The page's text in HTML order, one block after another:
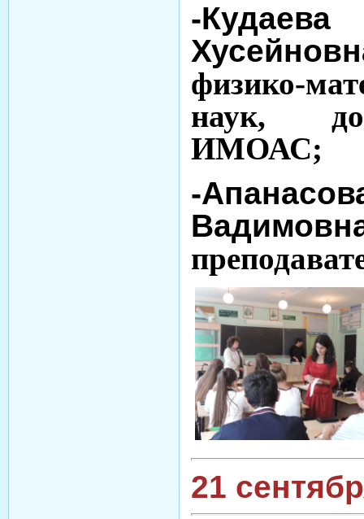
-
физико-
наук,
ИМОАС;
-
21